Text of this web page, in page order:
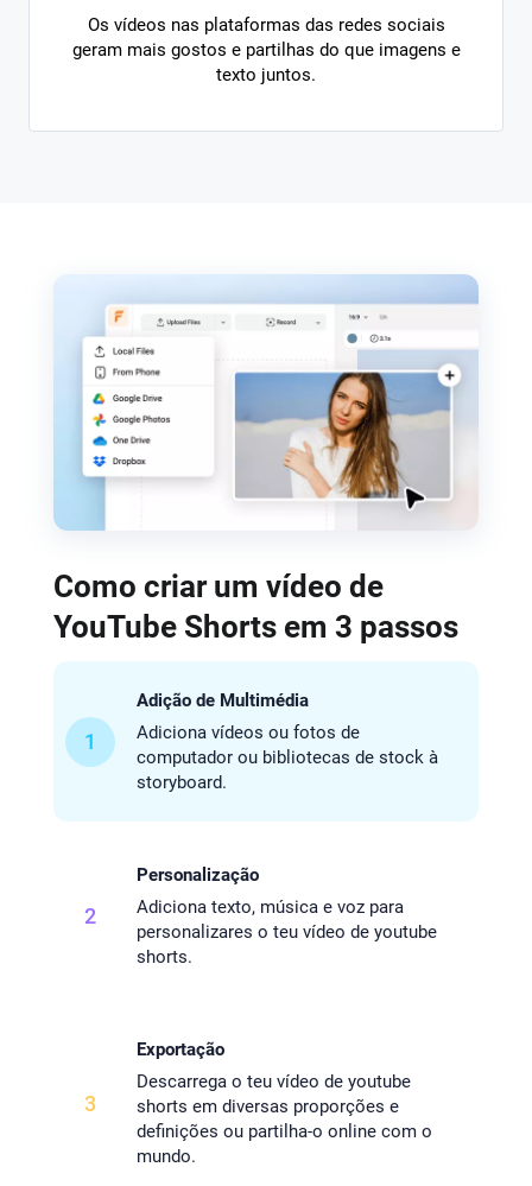
Os vídeos nas plataformas das redes sociais
geram mais gostos e partilhas do que imagens e
texto juntos.
Como criar um vídeo de
YouTube Shorts em 3 passos
1
Adição de Multimédia
Adiciona vídeos ou fotos de
computador ou bibliotecas de stock à
storyboard.
2
Personalização
Adiciona texto, música e voz para
personalizares o teu vídeo de youtube
shorts.
3
Exportação
Descarrega o teu vídeo de youtube
shorts em diversas proporções e
definições ou partilha-o online com o
mundo.